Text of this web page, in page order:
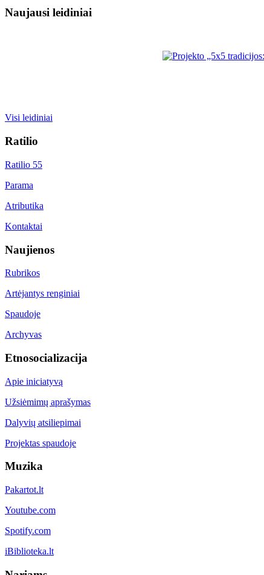
Naujausi leidiniai
Visi leidiniai
Ratilio
Ratilio 55
Parama
Atributika
Kontaktai
Naujienos
Rubrikos
Artėjantys renginiai
Spaudoje
Archyvas
Etnosocializacija
Apie iniciatyvą
Užsiėmimų aprašymas
Dalyvių atsiliepimai
Projektas spaudoje
Muzika
Pakartot.lt
Youtube.com
Spotify.com
iBiblioteka.lt